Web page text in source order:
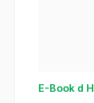
E-Book d